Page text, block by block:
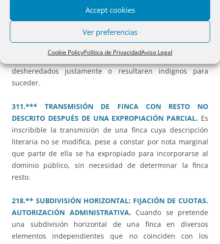
Accept cookies
Ver preferencias
Cookie PolicyPolítica de PrivacidadAviso Legal
302.*** LEGITIMA DE LOS ASCENDIENTES EN CASO DE
RENUNCIA DE TODOS LOS DESCENDIENTES.La existencia
de descendientes que sobreviven al causante excluye la
desheredados justamente o resultaren indignos para
suceder.
311.*** TRANSMISIÓN DE FINCA CON RESTO NO
DESCRITO DESPUÉS DE UNA EXPROPIACIÓN PARCIAL. Es
inscribible la transmisión de una finca cuya descripción
literaria no se modifica, pese a constar por nota marginal
que parte de ella se ha expropiado para incorporarse al
dominio público, sin necesidad de determinar la finca
resto.
218.** SUBDIVISIÓN HORIZONTAL: FIJACIÓN DE CUOTAS.
AUTORIZACIÓN ADMINISTRATIVA. Cuando se pretende
una subdivisión horizontal de una finca en diversos
elementos independientes que no coinciden con los